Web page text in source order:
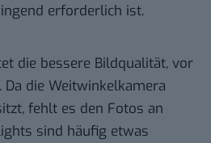
erforderlich ist.
die bessere Bildqualität, vor
die Weitwinkelkamera
fehlt es den Fotos an
sind häufig etwas